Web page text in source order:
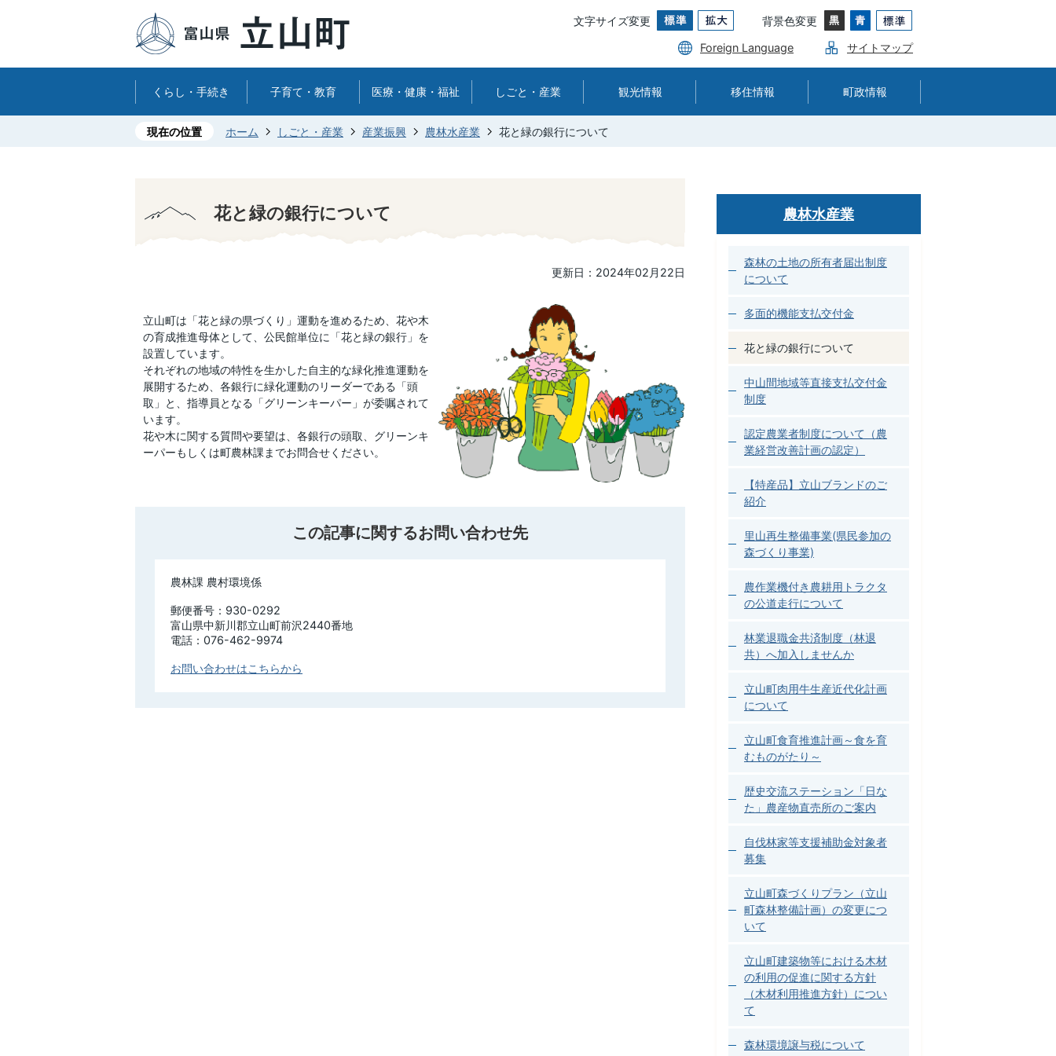
文字サイズ変更 背景色変更
Foreign Language サイトマップ
くらし・手続き 子育て・教育 医療・健康・福祉 しごと・産業 観光情報 移住情報 町政情報
現在の位置 ホーム しごと・産業 産業振興 農林水産業 花と緑の銀行について
花と緑の銀行について
更新日：2024年02月22日
立山町は「花と緑の県づくり」運動を進めるため、花や木
の育成推進母体として、公民館単位に「花と緑の銀行」を
設置しています。
それぞれの地域の特性を生かした自主的な緑化推進運動を
展開するため、各銀行に緑化運動のリーダーである「頭
取」と、指導員となる「グリーンキーパー」が委嘱されて
います。
花や木に関する質問や要望は、各銀行の頭取、グリーンキ
ーパーもしくは町農林課までお問合せください。
この記事に関するお問い合わせ先
農林課 農村環境係
郵便番号：930-0292
富山県中新川郡立山町前沢2440番地
電話：076-462-9974
お問い合わせはこちらから
農林水産業
森林の土地の所有者届出制度
について
多面的機能支払交付金
花と緑の銀行について
中山間地域等直接支払交付金
制度
認定農業者制度について（農
業経営改善計画の認定）
【特産品】立山ブランドのご
紹介
里山再生整備事業(県民参加の
森づくり事業)
農作業機付き農耕用トラクタ
の公道走行について
林業退職金共済制度（林退
共）へ加入しませんか
立山町肉用牛生産近代化計画
について
立山町食育推進計画～食を育
むものがたり～
歴史交流ステーション「日な
た」農産物直売所のご案内
自伐林家等支援補助金対象者
募集
立山町森づくりプラン（立山
町森林整備計画）の変更につ
いて
立山町建築物等における木材
の利用の促進に関する方針
（木材利用推進方針）につい
て
森林環境譲与税について